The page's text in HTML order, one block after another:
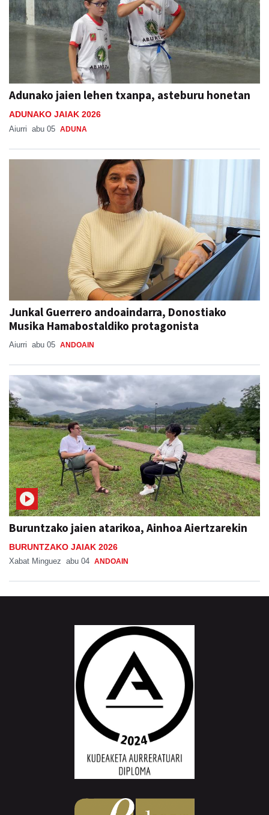
Adunako jaien lehen txanpa, asteburu honetan
ADUNAKO JAIAK 2026
Aiurri abu 05 ADUNA
Junkal Guerrero andoaindarra, Donostiako
Musika Hamabostaldiko protagonista
Aiurri abu 05 ANDOAIN
Buruntzako jaien atarikoa, Ainhoa Aiertzarekin
BURUNTZAKO JAIAK 2026
Xabat Minguez abu 04 ANDOAIN